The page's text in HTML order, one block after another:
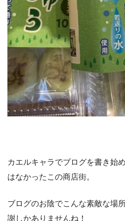
カエルキャラでブログを書き始
はなかったこの商店街。
ブログのお陰でこんな素敵な場
謝しかありませんね！